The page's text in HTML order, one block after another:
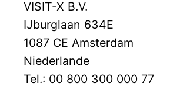
VISIT-X B.V.
IJburglaan 634E
1087 CE Amsterdam
Niederlande
Tel.: 00 800 300 000 77